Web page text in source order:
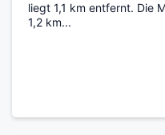
liegt 1,1 km entfernt. Die
1,2 km...